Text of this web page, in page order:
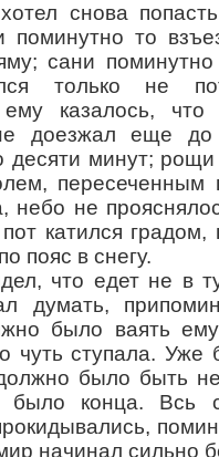
снова
поминутно то
сани
только не
казалось,
доезжал еще
минут; рощи
пересеченным
небо не
катился
пояс в снегу.
что едет не в
думать,
было ваять
чуть ступала.
было быть
конца. Всь
начинал сильно